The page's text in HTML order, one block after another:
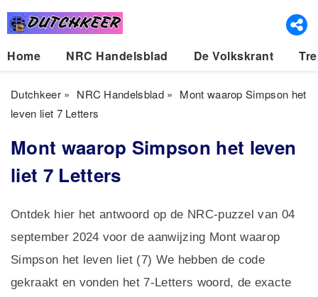
Home NRC Handelsblad De Volkskrant
Dutchkeer» NRC Handelsblad » Mont waarop Simpson het
leven liet 7 Letters
Mont waarop Simpson het leven
liet 7 Letters
Ontdek hier het antwoord op de NRC-puzzel van 04
september 2024 voor de aanwijzing Mont waarop
Simpson het leven liet (7) We hebben de code
gekraakt en vonden het 7-Letters woord, de exacte